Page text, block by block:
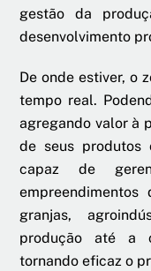
gestão da
desenvolvimento
De onde estiver, o
tempo real.
agregando valor à
de seus produtos
capaz de
empreendimentos
granjas,
produção até a
tornando eficaz o